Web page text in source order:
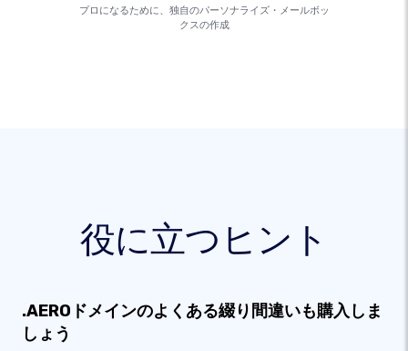
プロになるために、独自のパーソナライズ・メールボッ
クスの作成
役に立つヒント
.AEROドメインのよくある綴り間違いも購入しま
しょう